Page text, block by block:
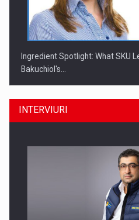
Ingredient Spotlight: What SKU
Bakuchiol's…
INTERVIURI